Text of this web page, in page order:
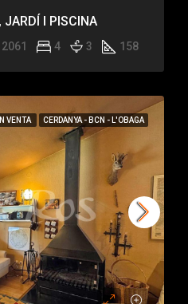
JARDÍ I PISCINA
2061 4 3 158
VENTA CERDANYA - BCN - L'OBAGA